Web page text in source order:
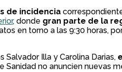
de incidencia
, donde gran parte de la
en torno a las 9:30 horas,
Illa y Carolina Darias,
Sanidad no anuncien nuevas